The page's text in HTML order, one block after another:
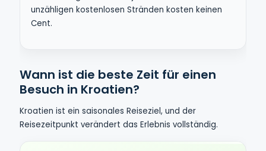
unzähligen kostenlosen Stränden kosten keinen
Cent.
Wann ist die beste Zeit für einen
Besuch in Kroatien?
Kroatien ist ein saisonales Reiseziel, und der
Reisezeitpunkt verändert das Erlebnis vollständig.